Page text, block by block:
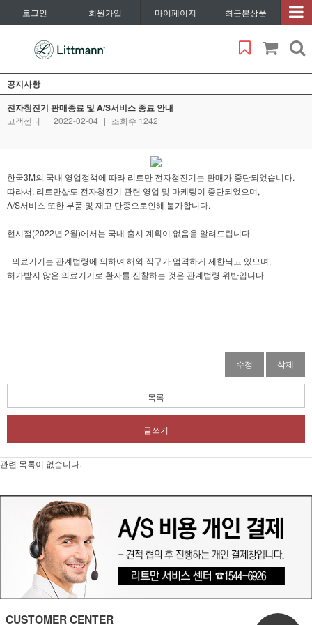
로그인 회원가입 마이페이지 최근본상품
공지사항
전자청진기 판매종료 및 A/S서비스 종료 안내
고객센터 | 2022-02-04 | 조회수 1242
한국3M의 국내 영업정책에 따라 리트만 전자청진기는 판매가 중단되었습니다.
따라서, 리트만샵도 전자청진기 관련 영업 및 마케팅이 중단되었으며,
A/S서비스 또한 부품 및 재고 단종으로인해 불가합니다.
현시점(2022년 2월)에서는 국내 출시 계획이 없음을 알려드립니다.
- 의료기기는 관계법령에 의하여 해외 직구가 엄격하게 제한되고 있으며,
허가받지 않은 의료기기로 환자를 진찰하는 것은 관계법령 위반입니다.
수정 삭제
목록
글쓰기
관련 목록이 없습니다.
CUSTOMER CENTER